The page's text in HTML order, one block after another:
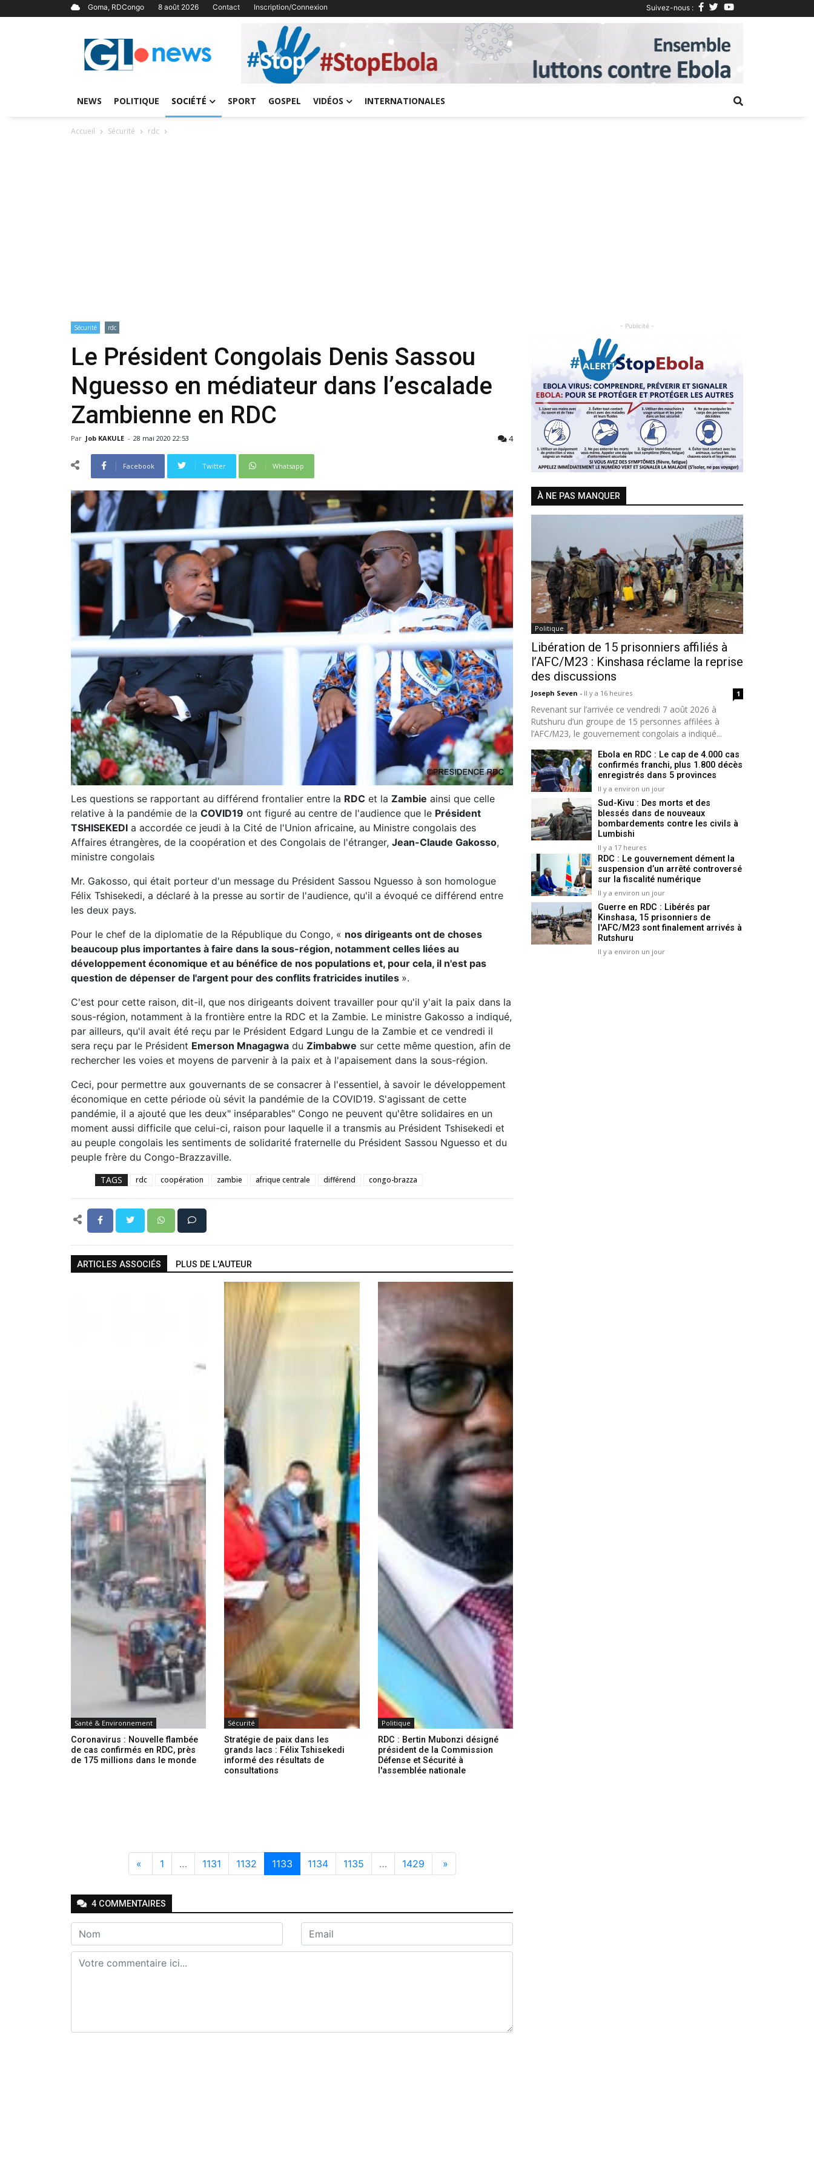
Goma, RDCongo 8 août 2026 Contact Inscription/Connexion Suivez-nous :
Previous Next
NEWS POLITIQUE SOCIÉTÉ SPORT GOSPEL VIDÉOS INTERNATIONALES
Accueil Sécurité rdc
Sécurité rdc
Le Président Congolais Denis Sassou
Nguesso en médiateur dans l’escalade
Zambienne en RDC
Par Job KAKULE - 28 mai 2020 22:53 4
Facebook Twitter Whatsapp
Les questions se rapportant au différend frontalier entre la RDC et la Zambie ainsi que celle
relative à la pandémie de la COVID19 ont figuré au centre de l'audience que le Président
TSHISEKEDI a accordée ce jeudi à la Cité de l'Union africaine, au Ministre congolais des
Affaires étrangères, de la coopération et des Congolais de l'étranger, Jean-Claude Gakosso,
ministre congolais
Mr. Gakosso, qui était porteur d'un message du Président Sassou Nguesso à son homologue
Félix Tshisekedi, a déclaré à la presse au sortir de l'audience, qu'il a évoqué ce différend entre
les deux pays.
Pour le chef de la diplomatie de la République du Congo, « nos dirigeants ont de choses
beaucoup plus importantes à faire dans la sous-région, notamment celles liées au
développement économique et au bénéfice de nos populations et, pour cela, il n'est pas
question de dépenser de l'argent pour des conflits fratricides inutiles ».
C'est pour cette raison, dit-il, que nos dirigeants doivent travailler pour qu'il y'ait la paix dans la
sous-région, notamment à la frontière entre la RDC et la Zambie. Le ministre Gakosso a indiqué,
par ailleurs, qu'il avait été reçu par le Président Edgard Lungu de la Zambie et ce vendredi il
sera reçu par le Président Emerson Mnagagwa du Zimbabwe sur cette même question, afin de
rechercher les voies et moyens de parvenir à la paix et à l'apaisement dans la sous-région.
Ceci, pour permettre aux gouvernants de se consacrer à l'essentiel, à savoir le développement
économique en cette période où sévit la pandémie de la COVID19. S'agissant de cette
pandémie, il a ajouté que les deux" inséparables" Congo ne peuvent qu'être solidaires en un
moment aussi difficile que celui-ci, raison pour laquelle il a transmis au Président Tshisekedi et
au peuple congolais les sentiments de solidarité fraternelle du Président Sassou Nguesso et du
peuple frère du Congo-Brazzaville.
TAGS rdc coopération zambie afrique centrale différend congo-brazza
ARTICLES ASSOCIÉS PLUS DE L'AUTEUR
Santé & Environnement
Coronavirus : Nouvelle flambée
de cas confirmés en RDC, près
de 175 millions dans le monde
Sécurité
Stratégie de paix dans les
grands lacs : Félix Tshisekedi
informé des résultats de
consultations
Politique
RDC : Bertin Mubonzi désigné
président de la Commission
Défense et Sécurité à
l'assemblée nationale
« 1 … 1131 1132 1133 1134 1135 … 1429 »
4 COMMENTAIRES
- Publicité -
Previous Next
À NE PAS MANQUER
Politique
Libération de 15 prisonniers affiliés à
l’AFC/M23 : Kinshasa réclame la reprise
des discussions
Joseph Seven - Il y a 16 heures 1
Revenant sur l’arrivée ce vendredi 7 août 2026 à
Rutshuru d’un groupe de 15 personnes affilées à
l’AFC/M23, le gouvernement congolais a indiqué...
Ebola en RDC : Le cap de 4.000 cas
confirmés franchi, plus 1.800 décès
enregistrés dans 5 provinces
Il y a environ un jour
Sud-Kivu : Des morts et des
blessés dans de nouveaux
bombardements contre les civils à
Lumbishi
Il y a 17 heures
RDC : Le gouvernement dément la
suspension d’un arrêté controversé
sur la fiscalité numérique
Il y a environ un jour
Guerre en RDC : Libérés par
Kinshasa, 15 prisonniers de
l'AFC/M23 sont finalement arrivés à
Rutshuru
Il y a environ un jour